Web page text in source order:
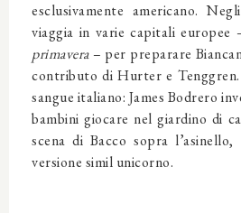
esclusivamente americano.
viaggia in varie capitali europee
primavera– per preparare
contributo di Hurter e
sangue italiano: James Bodrero
bambini giocare nel giardino di
scena di Bacco sopra
versione simil unicorno.